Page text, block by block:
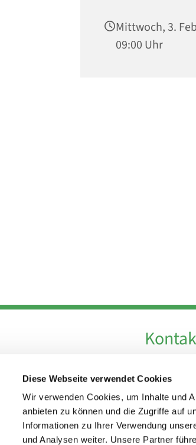
Diese Webseite verwendet Cookies
Wir verwenden Cookies, um Inhalte und
anbieten zu können und die Zugriffe auf
Informationen zu Ihrer Verwendung
und Analysen weiter. Unsere Partner
Mittwoch, 3.
09:00 Uhr
Fax +49 30
E-Mail